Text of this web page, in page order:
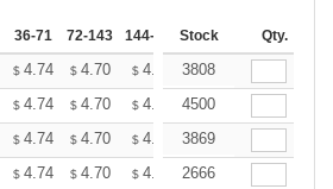
36-71 72-143 144-287 288 + More
Stock Qty.
$ 4.74 $ 4.70 $ 4.62 $4.58
3808
$ 4.74 $ 4.70 $ 4.62 $4.58
4500
$ 4.74 $ 4.70 $ 4.62 $4.58
3869
$ 4.74 $ 4.70 $ 4.62 $4.58
2666